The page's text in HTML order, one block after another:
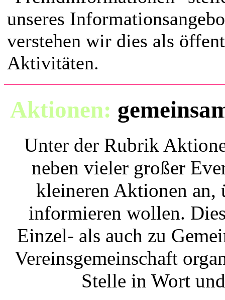
unseres
verstehen wir dies als
Aktivitäten.
Aktionen:
Unter der Rubrik
neben vieler großer
kleineren Aktionen an,
informieren wollen.
Einzel- als auch zu
Vereinsgemeinschaft
Stelle in Wort